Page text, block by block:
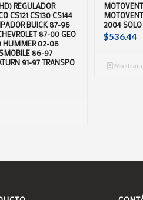
REGULADOR
CS121 CS130 CS144
BUICK 87-96
87-00 GEO
02-06
86-97
91-97 TRANSPO
2004
$536.44
Mostrar